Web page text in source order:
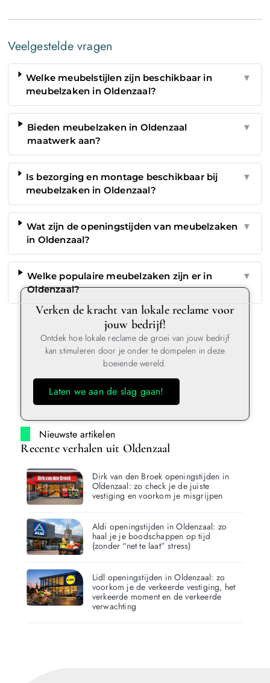
Veelgestelde vragen
Welke meubelstijlen zijn beschikbaar in
meubelzaken in Oldenzaal?
▼
Bieden meubelzaken in Oldenzaal
maatwerk aan?
▼
Is bezorging en montage beschikbaar bij
meubelzaken in Oldenzaal?
▼
Wat zijn de openingstijden van meubelzaken
in Oldenzaal?
▼
Welke populaire meubelzaken zijn er in
Oldenzaal?
▼
Verken de kracht van lokale reclame voor
jouw bedrijf!
Ontdek hoe lokale reclame de groei van jouw bedrijf
kan stimuleren door je onder te dompelen in deze
boeiende wereld.
Laten we aan de slag gaan!
Nieuwste artikelen
Recente verhalen uit Oldenzaal
Dirk van den Broek openingstijden in
Oldenzaal: zo check je de juiste
vestiging en voorkom je misgrijpen
Aldi openingstijden in Oldenzaal: zo
haal je je boodschappen op tijd
(zonder “net te laat” stress)
Lidl openingstijden in Oldenzaal: zo
voorkom je de verkeerde vestiging, het
verkeerde moment en de verkeerde
verwachting